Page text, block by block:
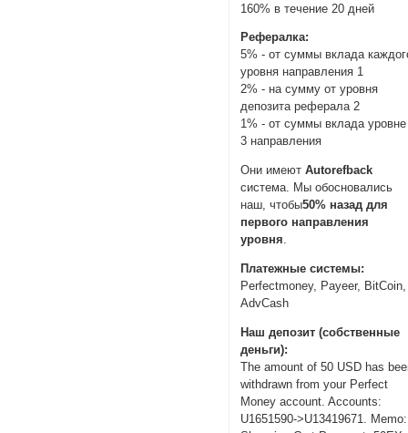
160% в течение 20 дней
Рефералка:
5% - от суммы вклада
уровня направления 1
2% - на сумму от уровня
депозита реферала 2
1% - от суммы вклада уровне
3 направления
Они имеютAutorefback
система. Мы обосновались
наш, чтобы50% назад для
первого направления
уровня.
Платежные системы:
Perfectmoney, Payeer, BitCoin,
AdvCash
Наш депозит (собственные
деньги):
The amount of 50 USD has
withdrawn from your Perfect
Money account. Accounts:
U1651590->U13419671. Memo: